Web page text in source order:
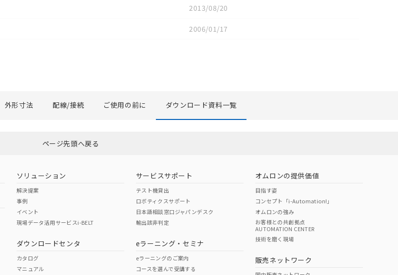
2013/08/20
2006/01/17
選択したファイルを一括ダウンロード
外形寸法 配線/接続 ご使用の前に ダウンロード資料一覧
ページ先頭へ戻る
ソリューション
解決提案
事例
イベント
現場データ活用サービスi-BELT
ダウンロードセンタ
カタログ
マニュアル
サービスサポート
テスト機貸出
ロボティクスサポート
日本語相談窓口ジャパンデスク
輸出該非判定
eラーニング・セミナ
eラーニングのご案内
コースを選んで受講する
オムロンの提供価値
目指す姿
コンセプト「i-Automation!」
オムロンの強み
お客様との共創拠点
AUTOMATION CENTER
技術を磨く現場
販売ネットワーク